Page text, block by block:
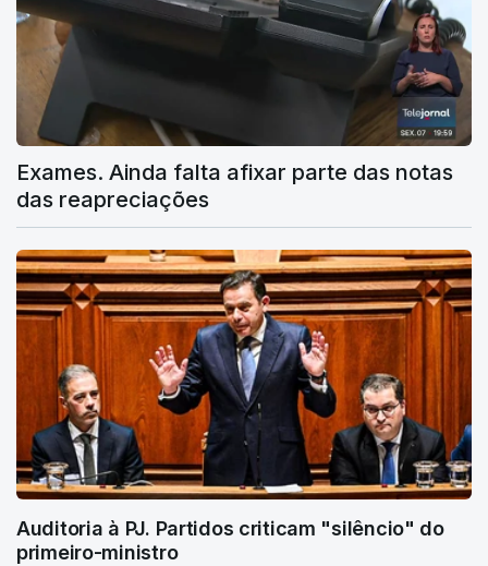
Exames. Ainda falta afixar parte das notas
das reapreciações
Auditoria à PJ. Partidos criticam "silêncio" do
primeiro-ministro